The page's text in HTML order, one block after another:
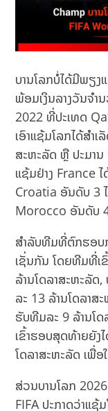
ບານໂລກບໍ່ໄດ້ມີພຽ
ພ້ອມເງິນລາງວັນຈຳ
2022 ທີ່ປະເທດ
ເອົາແຊ້ມໂລກໄດ້ສຳເ
ສະຫະລັດ ຫຼື ປະມາ
ແຊ້ມຢ່າງ France
Croatia ອັນດັບ 3
Morocco ອັນດັບ
ສຳລັບທີມທີ່ຕົກຮອບ
ເຊັ່ນກັນ ໂດຍທີມທີ່ເ
ລ້ານໂດລາສະຫະລັ
ລະ 13 ລ້ານໂດລາ
ຮັບທີມລະ 9 ລ້ານໂ
ເຂົ້າຮອບສຸດທ້າຍຍັ
ໂດລາສະຫະລັດ ເພື່
ສ່ວນບານໂລກ 2026
FIFA ປະກາດວ່າແຊ້